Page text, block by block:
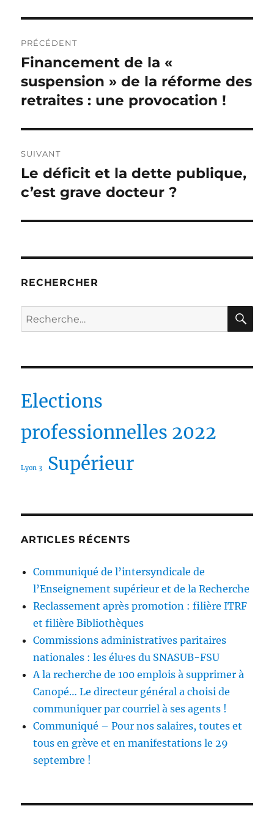
de
l’article
PRÉCÉDENT
Publication
précédente :
Financement de la «
suspension » de la réforme des
retraites : une provocation !
SUIVANT
Publication
suivante :
Le déficit et la dette publique,
c’est grave docteur ?
RECHERCHER
Recherche
pour :
Elections
professionnelles 2022
Lyon 3 Supérieur
ARTICLES RÉCENTS
Communiqué de l’intersyndicale de
l’Enseignement supérieur et de la Recherche
Reclassement après promotion : filière ITRF
et filière Bibliothèques
Commissions administratives paritaires
nationales : les élu·es du SNASUB-FSU
A la recherche de 100 emplois à supprimer à
Canopé… Le directeur général a choisi de
communiquer par courriel à ses agents !
Communiqué – Pour nos salaires, toutes et
tous en grève et en manifestations le 29
septembre !